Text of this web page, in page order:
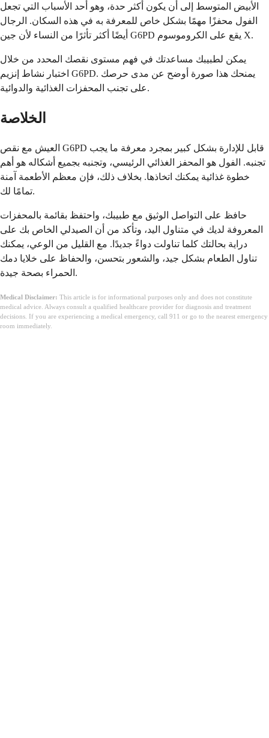
الأبيض المتوسط إلى أن يكون أكثر حدة، وهو أحد الأسباب التي تجعل
الفول محفزًا مهمًا بشكل خاص للمعرفة به في هذه السكان. الرجال
أيضًا أكثر تأثرًا من النساء لأن جين G6PD يقع على الكروموسوم X.
يمكن لطبيبك مساعدتك في فهم مستوى نقصك المحدد من خلال
اختبار نشاط إنزيم G6PD. يمنحك هذا صورة أوضح عن مدى حرصك
على تجنب المحفزات الغذائية والدوائية.
الخلاصة
العيش مع نقص G6PD قابل للإدارة بشكل كبير بمجرد معرفة ما يجب
تجنبه. الفول هو المحفز الغذائي الرئيسي، وتجنبه بجميع أشكاله هو أهم
خطوة غذائية يمكنك اتخاذها. بخلاف ذلك، فإن معظم الأطعمة آمنة
تمامًا لك.
حافظ على التواصل الوثيق مع طبيبك، واحتفظ بقائمة بالمحفزات
المعروفة لديك في متناول اليد، وتأكد من أن الصيدلي الخاص بك على
دراية بحالتك كلما تناولت دواءً جديدًا. مع القليل من الوعي، يمكنك
تناول الطعام بشكل جيد، والشعور بتحسن، والحفاظ على خلايا دمك
الحمراء بصحة جيدة.
Medical Disclaimer: This article is for informational purposes only and does not constitute
medical advice. Always consult a qualified healthcare provider for diagnosis and treatment
decisions. If you are experiencing a medical emergency, call 911 or go to the nearest emergency
room immediately.